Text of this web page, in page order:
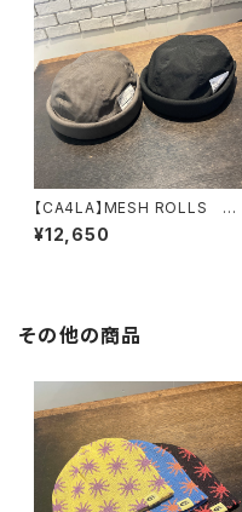
【CA4LA】MESH ROLLS
フィッシャーマン ロールキャ
ップ MIU00022
¥12,650
その他の商品